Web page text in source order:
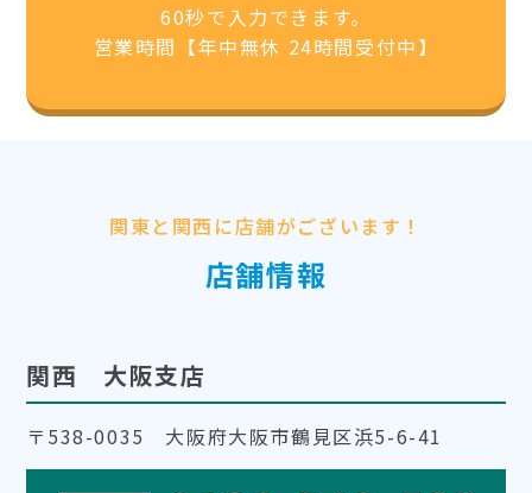
60秒で入力できます。
営業時間【年中無休 24時間受付中】
関東と関西に店舗がございます！
店舗情報
関西 大阪支店
〒538-0035 大阪府大阪市鶴見区浜5-6-41